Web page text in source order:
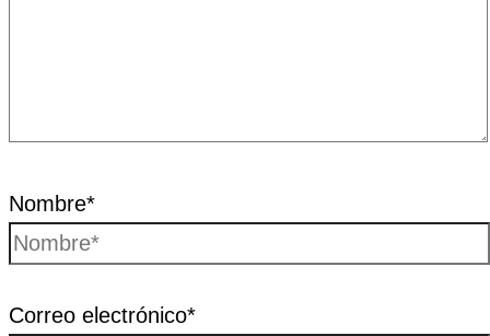
Nombre*
Correo electrónico*